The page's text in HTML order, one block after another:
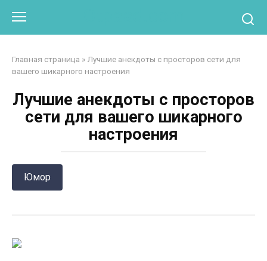
контенту
Главная страница » Лучшие анекдоты с просторов сети для
вашего шикарного настроения
Лучшие анекдоты с просторов
сети для вашего шикарного
настроения
Юмор